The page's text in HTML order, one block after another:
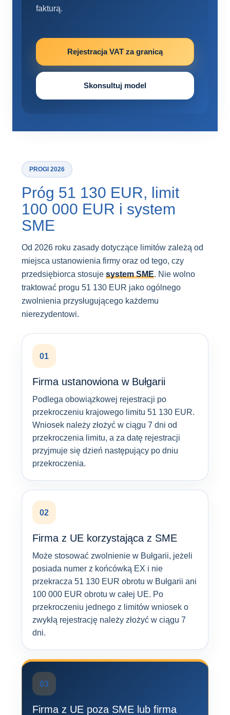
fakturą.
Rejestracja VAT za granicą
Skonsultuj model
PROGI 2026
Próg 51 130 EUR, limit
100 000 EUR i system
SME
Od 2026 roku zasady dotyczące limitów zależą od
miejsca ustanowienia firmy oraz od tego, czy
przedsiębiorca stosuje system SME. Nie wolno
traktować progu 51 130 EUR jako ogólnego
zwolnienia przysługującego każdemu
nierezydentowi.
01
Firma ustanowiona w Bułgarii
Podlega obowiązkowej rejestracji po
przekroczeniu krajowego limitu 51 130 EUR.
Wniosek należy złożyć w ciągu 7 dni od
przekroczenia limitu, a za datę rejestracji
przyjmuje się dzień następujący po dniu
przekroczenia.
02
Firma z UE korzystająca z SME
Może stosować zwolnienie w Bułgarii, jeżeli
posiada numer z końcówką EX i nie
przekracza 51 130 EUR obrotu w Bułgarii ani
100 000 EUR obrotu w całej UE. Po
przekroczeniu jednego z limitów wniosek o
zwykłą rejestrację należy złożyć w ciągu 7
dni.
03
Firma z UE poza SME lub firma